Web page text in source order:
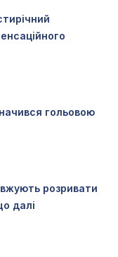
гольовою
розривати
далі